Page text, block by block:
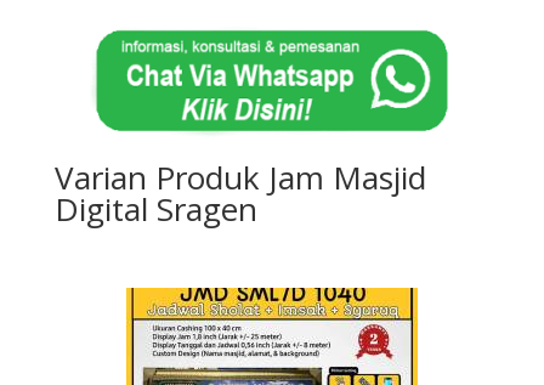
Varian Produk Jam Masjid
Digital Sragen